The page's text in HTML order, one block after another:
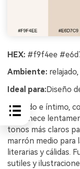
HEX: #f9f4ee
Ambiente:
Ideal para:Diseño
Relajado e íntimo,
desvanece
tonos más claros
marrón medio para
literarias y cálidas.
sutiles y